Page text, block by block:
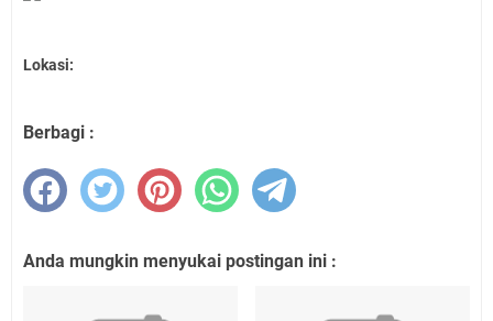
Lokasi:
Berbagi :
Anda mungkin menyukai postingan ini :